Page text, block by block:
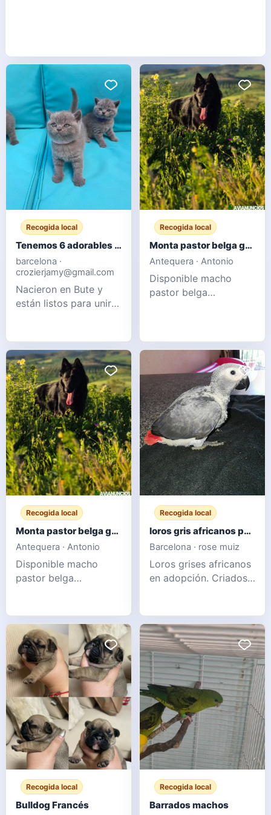
Recogida local
Tenemos 6 adorables gatitos británicos de pelo corto.
barcelona ·
crozierjamy@gmail.com
Nacieron en Bute y
están listos para unirse
AHORA. Los gatitos
vienen con todo lo
necesario: 2 vacunas,
tratamiento antipulgas
y desparasitación, y
microchip. Crecieron
en una familia con
niños pequeños, les
encanta
Recogida local
Monta pastor belga groenendael
Antequera · Antonio
Disponible macho
pastor belga
salud. 3 años de edad.
Mensaje para más
información.
WhatsApp 6
Recogida local
Monta pastor belga groenendael
Antequera · Antonio
Disponible macho
pastor belga
morfología, carácter y
salud. 3 años de edad.
Mensaje para más
información.
WhatsApp 6
Recogida local
loros gris africanos para adopcion
Barcelona · rose muiz
Loros grises africanos
en adopción. Criados
vacunados y en
cuarentena. Tienen 6
meses y un excelente
vínculo con sus
dueños. Por motivos
familiares, queremos
darlos en adopción a
familias interesadas. Si
le interes
Recogida local
Bulldog Francés
Recogida local
Barrados machos